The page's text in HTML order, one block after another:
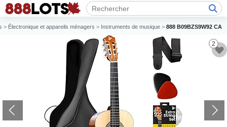
> Électronique et appareils ménagers > Instruments de musique > 888 B09BZS9W92 CA
2